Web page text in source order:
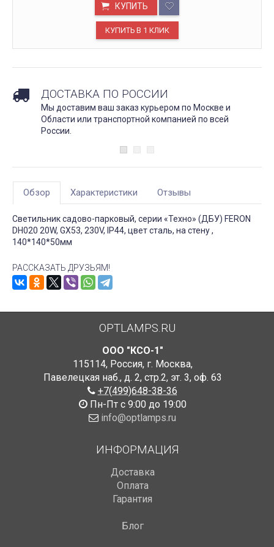
КУПИТЬ
ДОСТАВКА ПО РОССИИ
Мы доставим ваш заказ курьером по Москве и
Области или транспортной компанией по всей
России.
Обзор Характеристики Отзывы
Светильник садово-парковый, серии «Техно» (ДБУ) FERON
DH020 20W, GX53, 230V, IP44, цвет сталь, на стену ,
140*140*50мм
РАССКАЗАТЬ ДРУЗЬЯМ!
OPTLAMPS.RU
ООО "КСО-1"
115114, Россия, г. Москва,
Павелецкая наб., д. 2, стр.2, эт. 3, оф. 63
+7(499)648-38-36
Пн-Пт с 9:00 до 19:00
info@optlamps.ru
ИНФОРМАЦИЯ
Доставка
Оплата
Гарантия
Блог